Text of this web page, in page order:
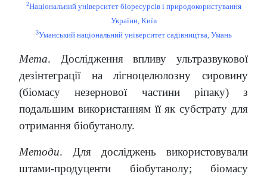
2Національний університет біоресурсів і природокористування
України, Київ
3Уманський національний університет садівництва, Умань
Мета. Дослідження впливу ультразвукової
дезінтеграції на лігноцелюлозну сировину
(біомасу незернової частини ріпаку) з
подальшим використанням її як субстрату для
отримання біобутанолу.
Методи. Для досліджень використовували
штами-продуценти біобутанолу; біомасу